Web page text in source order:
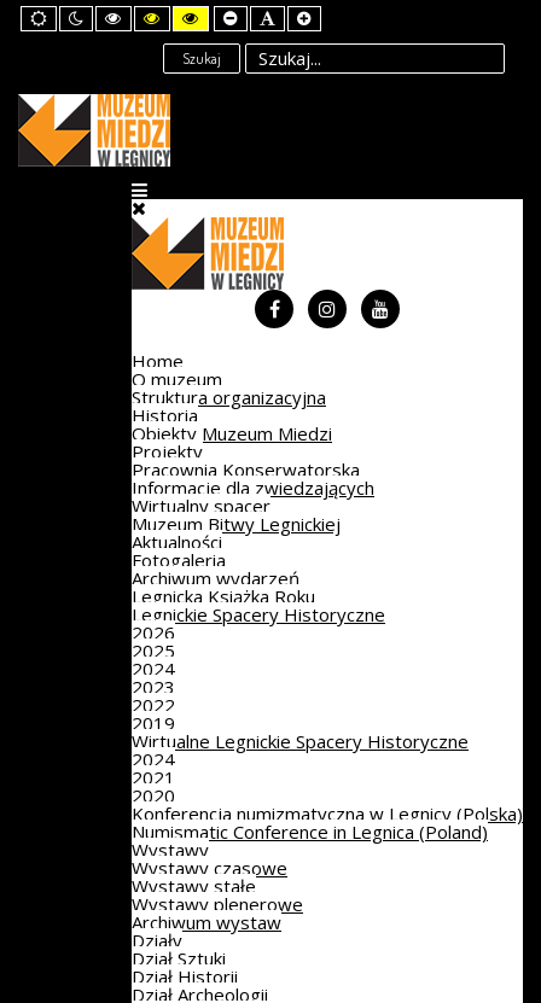
Default
mode
Night
mode
High
Contrast
mode
High
Contrast
Black
Yellow
mode
High
Contrast
Yellow
Black
mode
Set
Smaller
Font
Set
Default
Font
Set
Larger
Font
Szukaj
Home
O muzeum
Struktura organizacyjna
Historia
Obiekty Muzeum Miedzi
Projekty
Pracownia Konserwatorska
Informacje dla zwiedzających
Wirtualny spacer
Muzeum Bitwy Legnickiej
Aktualności
Fotogaleria
Archiwum wydarzeń
Legnicka Książka Roku
Legnickie Spacery Historyczne
2026
2025
2024
2023
2022
2019
Wirtualne Legnickie Spacery Historyczne
2024
2021
2020
Konferencja numizmatyczna w Legnicy (Polska)
Numismatic Conference in Legnica (Poland)
Wystawy
Wystawy czasowe
Wystawy stałe
Wystawy plenerowe
Archiwum wystaw
Działy
Dział Sztuki
Dział Historii
Dział Archeologii